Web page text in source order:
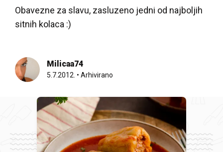
Obavezne za slavu, zasluzeno jedni od najboljih
sitnih kolaca :)
Milicaa74
5.7.2012. • Arhivirano